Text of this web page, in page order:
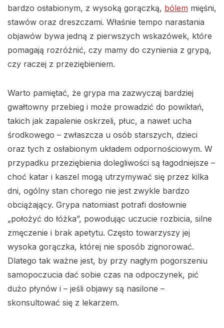
bardzo osłabionym, z wysoką gorączką, bólem mięśni,
stawów oraz dreszczami. Właśnie tempo narastania
objawów bywa jedną z pierwszych wskazówek, które
pomagają rozróżnić, czy mamy do czynienia z grypą,
czy raczej z przeziębieniem.
Warto pamiętać, że grypa ma zazwyczaj bardziej
gwałtowny przebieg i może prowadzić do powikłań,
takich jak zapalenie oskrzeli, płuc, a nawet ucha
środkowego – zwłaszcza u osób starszych, dzieci
oraz tych z osłabionym układem odpornościowym. W
przypadku przeziębienia dolegliwości są łagodniejsze –
choć katar i kaszel mogą utrzymywać się przez kilka
dni, ogólny stan chorego nie jest zwykle bardzo
obciążający. Grypa natomiast potrafi dosłownie
„położyć do łóżka”, powodując uczucie rozbicia, silne
zmęczenie i brak apetytu. Często towarzyszy jej
wysoka gorączka, której nie sposób zignorować.
Dlatego tak ważne jest, by przy nagłym pogorszeniu
samopoczucia dać sobie czas na odpoczynek, pić
dużo płynów i – jeśli objawy są nasilone –
skonsultować się z lekarzem.